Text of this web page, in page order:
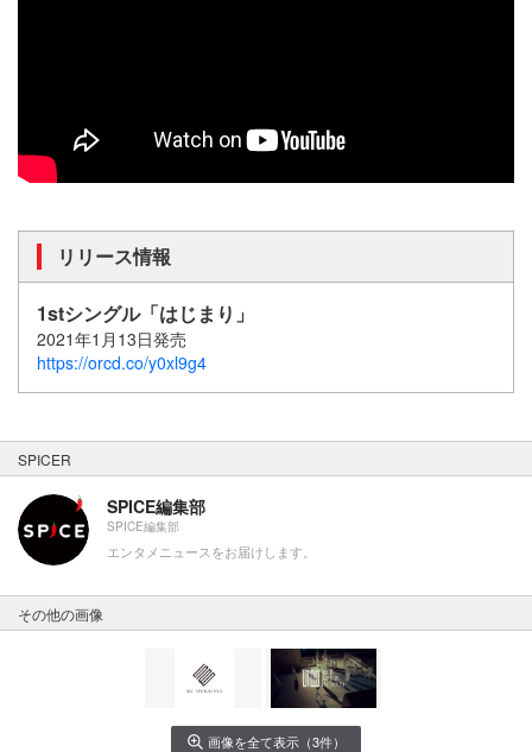
リリース情報
1stシングル「はじまり」
2021年1月13日発売
https://orcd.co/y0xl9g4
SPICER
SPICE編集部
SPICE編集部
エンタメニュースをお届けします。
その他の画像
画像を全て表示（3件）